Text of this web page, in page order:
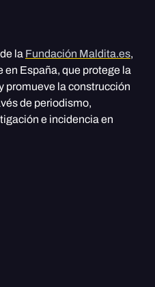
la Fundación Maldita.es,
en España, que protege la
promueve la construcción
de periodismo,
e incidencia en